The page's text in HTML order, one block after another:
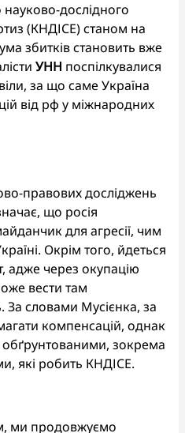
дослідного
(КНДІСЕ) станом на
збитківстановить вже
УНН поспілкувалися
за що саме Україна
від рф у міжнародних
правових досліджень
що росія
для агресії, чим
Окрім того, йдеться
адже через окупацію
вести там
За словами Мусієнка, за
компенсацій, однак
обґрунтованими, зокрема
які робить КНДІСЕ.
ми продовжуємо